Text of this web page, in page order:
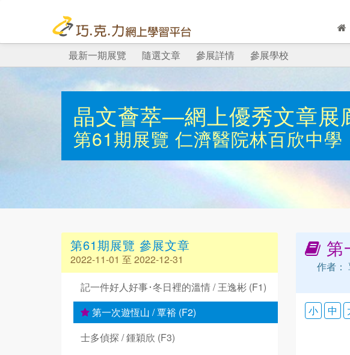
最新一期展覽 隨選文章 參展詳情 參展學校
晶文薈萃—網上優秀文章展
第61期展覽 仁濟醫院林百欣中學
第61期展覽 參展文章
2022-11-01 至 2022-12-31
記一件好人好事･冬日裡的溫情 / 王逸彬 (F1)
第一次遊恆山 / 覃裕 (F2)
士多偵探 / 鍾穎欣 (F3)
第
作者：
小 中